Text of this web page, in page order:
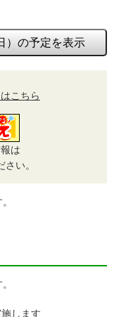
）の予定を表示
こちら
は
い。
します